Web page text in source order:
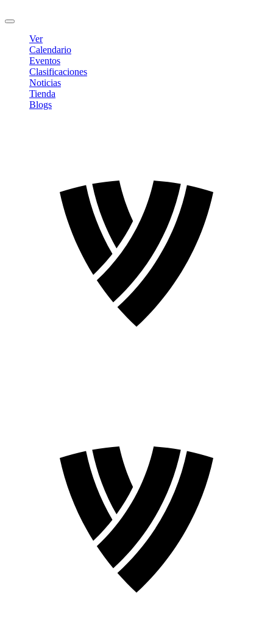
Ver
Calendario
Eventos
Clasificaciones
Noticias
Tienda
Blogs